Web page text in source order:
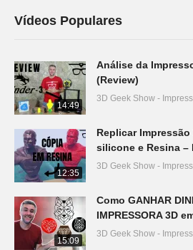
Vídeos Populares
14:49
Análise da
(Review)
3D Geek Show -
12:35
Replicar
silicone e Resina –
3D Geek Show -
15:09
Como GANHAR
IMPRESSORA 3D
3D Geek Show -